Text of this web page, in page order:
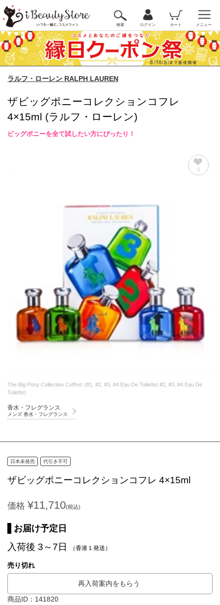
検索 ログイン カート メニュー
ラルフ・ローレン RALPH LAUREN
ザビッグポニーコレクションコフレ
4×15ml (ラルフ・ローレン)
ビッグポニーを全て試したい方にぴったり！
0
The Big Pony Collection Coffret: (#1, #2, #3, #4 Eau De Toilette) #2, #3, #4 Eau De
Toilette)
香水・フレグランス
メンズ 香水・フレグランス
日本未発売 代引き不可
ザビッグポニーコレクションコフレ 4×15ml
価格 ¥11,710(税込)
お届け予定日
入荷後 3～7日 （香港１発送）
売り切れ
再入荷案内をもらう
商品ID：141820